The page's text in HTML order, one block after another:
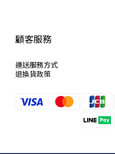
顧客服務
運送服務方式
退換貨政策